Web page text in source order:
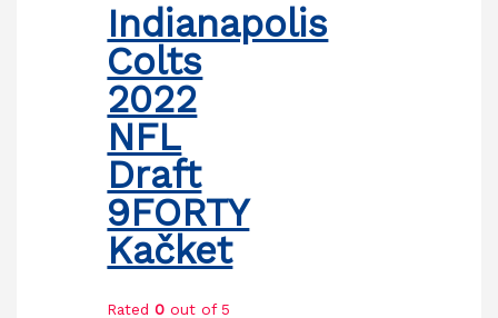
Indianapolis
Colts
2022
NFL
Draft
9FORTY
Kačket
Rated0 out of 5